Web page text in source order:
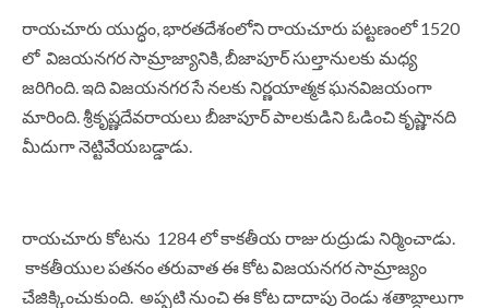
రాయచూరు యుద్ధం, భారతదేశంలోని రాయచూరు పట్టణంలో 1520
లో విజయనగర సామ్రాజ్యానికి, బీజాపూర్ సుల్తానులకు మధ్య
జరిగింది. ఇది విజయనగర సే నలకు నిర్ణయాత్మక ఘనవిజయంగా
మారింది. శ్రీకృష్ణదేవరాయలు బీజాపూర్ పాలకుడిని ఓడించి కృష్ణానది
మీదుగా నెట్టివేయబడ్డాడు.
రాయచూరు కోటను 1284 లో కాకతీయ రాజు రుద్రుడు నిర్మించాడు.
కాకతీయుల పతనం తరువాత ఈ కోట విజయనగర సామ్రాజ్యం
చేజిక్కించుకుంది. అప్పటి నుంచి ఈ కోట దాదాపు రెండు శతాబ్దాలుగా